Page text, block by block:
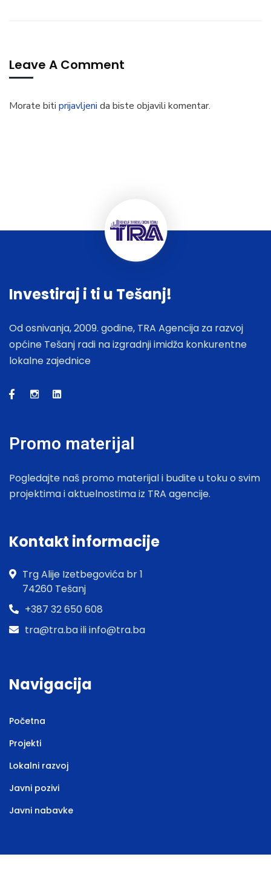
Leave A Comment
Morate biti prijavljeni da biste objavili komentar.
Investiraj i ti u Tešanj!
Od osnivanja, 2009. godine, TRA Agencija za razvoj
općine Tešanj radi na izgradnji imidža konkurentne
lokalne zajednice
Promo materijal
Pogledajte naš promo materijal i budite u toku o svim
projektima i aktuelnostima iz TRA agencije.
Kontakt informacije
Trg Alije Izetbegovića br 1
74260 Tešanj
+387 32 650 608
tra@tra.ba ili info@tra.ba
Navigacija
Početna
Projekti
Lokalni razvoj
Javni pozivi
Javni nabavke